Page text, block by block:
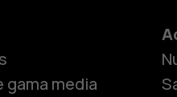
gama media